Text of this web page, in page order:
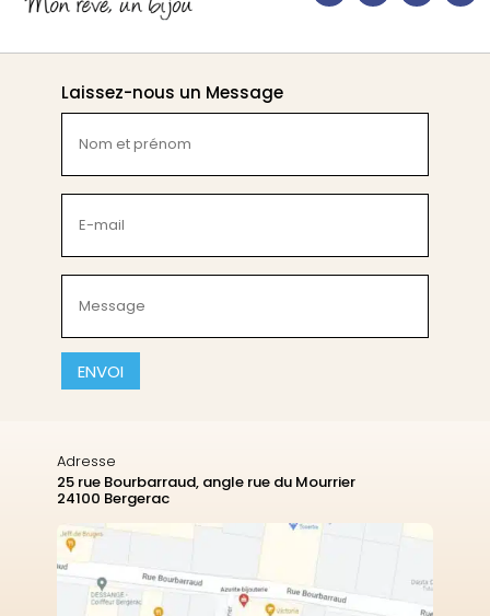
Laissez-nous un Message
et
prénom
(Nécessaire)
mail
(Nécessaire)
(Nécessaire)
CAPTCHA
Adresse
25 rue Bourbarraud, angle rue du Mourrier
24100 Bergerac